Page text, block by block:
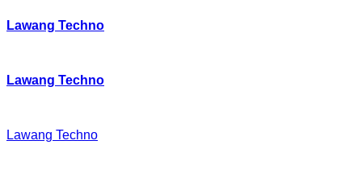
Lawang Techno
Lawang Techno
Lawang Techno